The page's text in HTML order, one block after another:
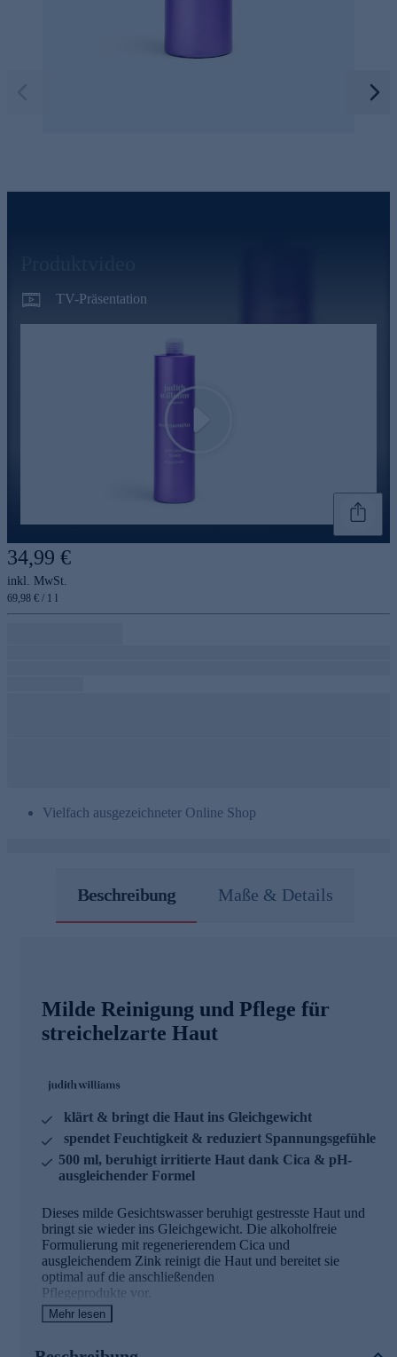
TV-Präsentation
34,99 €
inkl. MwSt.
69,98 € / 1 l
Vielfach ausgezeichneter Online Shop
Beschreibung Maße & Details
Milde Reinigung und Pflege für
streichelzarte Haut
klärt & bringt die Haut ins Gleichgewicht
spendet Feuchtigkeit & reduziert Spannungsgefühle
500 ml, beruhigt irritierte Haut dank Cica & pH-
ausgleichender Formel
Dieses milde Gesichtswasser beruhigt gestresste Haut und
bringt sie wieder ins Gleichgewicht. Die alkoholfreie
Formulierung mit regenerierendem Cica und
ausgleichendem Zink reinigt die Haut und bereitet sie
optimal auf die anschließenden
Pflegeprodukte vor.
Mehr lesen